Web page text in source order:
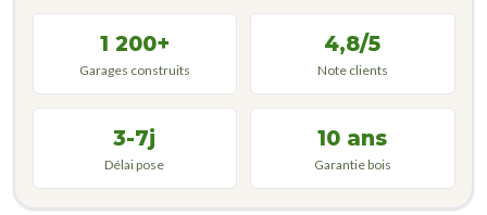
1 200+
Garages construits
4,8/5
Note clients
3-7j
Délai pose
10 ans
Garantie bois